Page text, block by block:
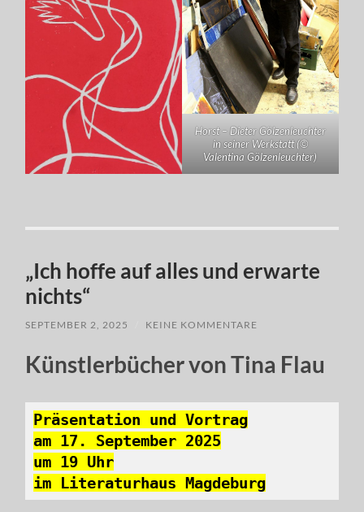
Horst – Dieter Gölzenleuchter
in seiner Werkstatt (©
Valentina Gölzenleuchter)
„Ich hoffe auf alles und erwarte
nichts“
SEPTEMBER 2, 2025 KEINE KOMMENTARE
Künstlerbücher von Tina Flau
Präsentation und Vortrag
am 17. September 2025
um 19 Uhr
im Literaturhaus Magdeburg